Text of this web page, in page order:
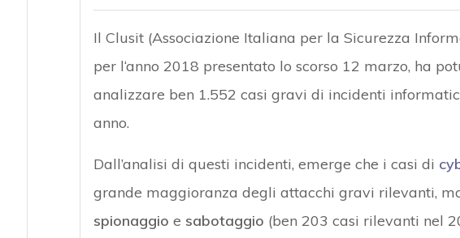
Il Clusit (Associazione Italiana per la Sicurezza
per l‘anno 2018 presentato lo scorso 12 marzo, ha
analizzare ben 1.552 casi gravi di incidenti
anno.
Dall’analisi di questi incidenti, emerge che i casi di
grande maggioranza degli attacchi gravi rilevanti,
spionaggio e sabotaggio (ben 203 casi rilevanti nel